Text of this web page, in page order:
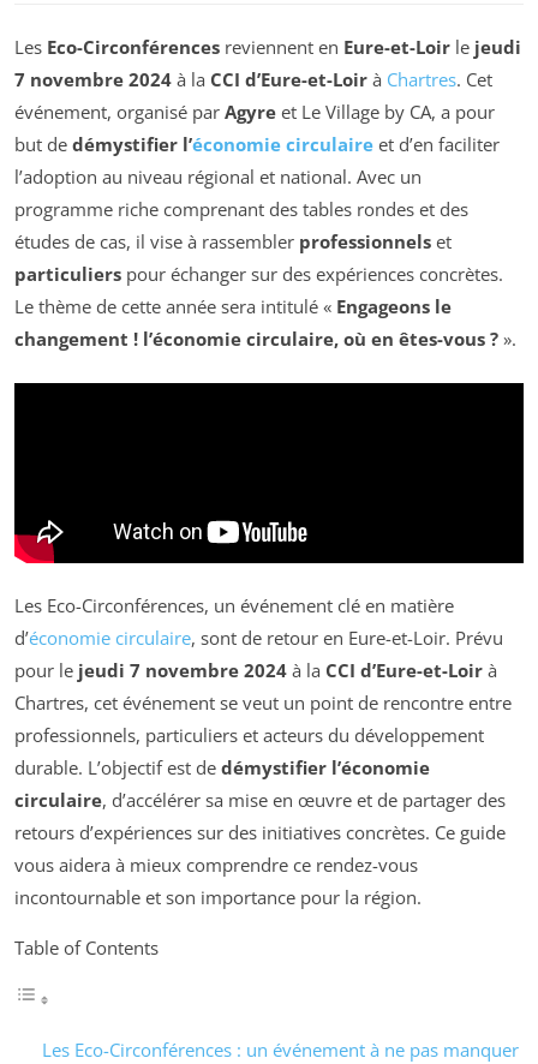
Les Eco-Circonférences reviennent en Eure-et-Loir le jeudi
7 novembre 2024 à la CCI d’Eure-et-Loir à Chartres. Cet
événement, organisé par Agyre et Le Village by CA, a pour
but de démystifier l’économie circulaire et d’en faciliter
l’adoption au niveau régional et national. Avec un
programme riche comprenant des tables rondes et des
études de cas, il vise à rassembler professionnels et
particuliers pour échanger sur des expériences concrètes.
Le thème de cette année sera intitulé « Engageons le
changement ! l’économie circulaire, où en êtes-vous ? ».
Les Eco-Circonférences, un événement clé en matière
d’économie circulaire, sont de retour en Eure-et-Loir. Prévu
pour le jeudi 7 novembre 2024 à la CCI d’Eure-et-Loir à
Chartres, cet événement se veut un point de rencontre entre
professionnels, particuliers et acteurs du développement
durable. L’objectif est de démystifier l’économie
circulaire, d’accélérer sa mise en œuvre et de partager des
retours d’expériences sur des initiatives concrètes. Ce guide
vous aidera à mieux comprendre ce rendez-vous
incontournable et son importance pour la région.
Table of Contents
Les Eco-Circonférences : un événement à ne pas manquer